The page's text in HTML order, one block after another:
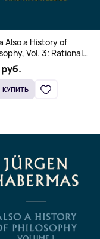
Also a History of
Vol. 3: Rational
Traces of the
on Faith and
(Твердый
КУПИТЬ